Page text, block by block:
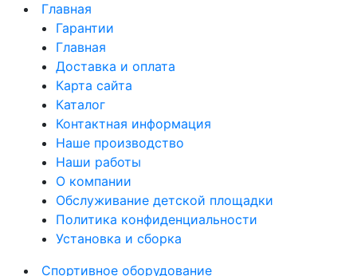
Главная
Гарантии
Главная
Доставка и оплата
Карта сайта
Каталог
Контактная информация
Наше производство
Наши работы
О компании
Обслуживание детской площадки
Политика конфиденциальности
Установка и сборка
Спортивное оборудование